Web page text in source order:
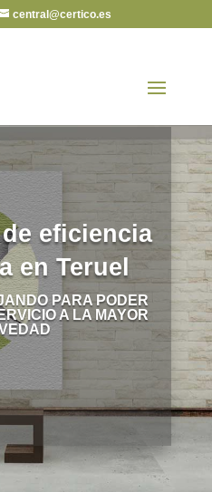
central@certico.es
eficiencia
en Teruel
PARA PODER
A LA MAYOR